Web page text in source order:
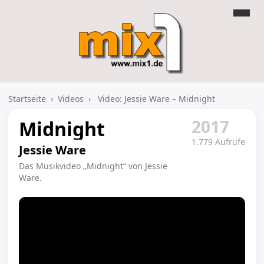
Startseite › Videos › Video: Jessie Ware – Midnight
Midnight
Jessie Ware
Das Musikvideo „Midnight“ von Jessie
Ware.
2017
1.779 Aufrufe